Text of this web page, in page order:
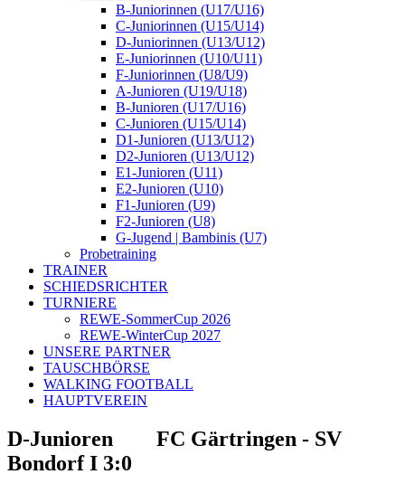
B-Juniorinnen (U17/U16)
C-Juniorinnen (U15/U14)
D-Juniorinnen (U13/U12)
E-Juniorinnen (U10/U11)
F-Juniorinnen (U8/U9)
A-Junioren (U19/U18)
B-Junioren (U17/U16)
C-Junioren (U15/U14)
D1-Junioren (U13/U12)
D2-Junioren (U13/U12)
E1-Junioren (U11)
E2-Junioren (U10)
F1-Junioren (U9)
F2-Junioren (U8)
G-Jugend | Bambinis (U7)
Probetraining
TRAINER
SCHIEDSRICHTER
TURNIERE
REWE-SommerCup 2026
REWE-WinterCup 2027
UNSERE PARTNER
TAUSCHBÖRSE
WALKING FOOTBALL
HAUPTVEREIN
D-Junioren FC Gärtringen - SV
Bondorf I 3:0